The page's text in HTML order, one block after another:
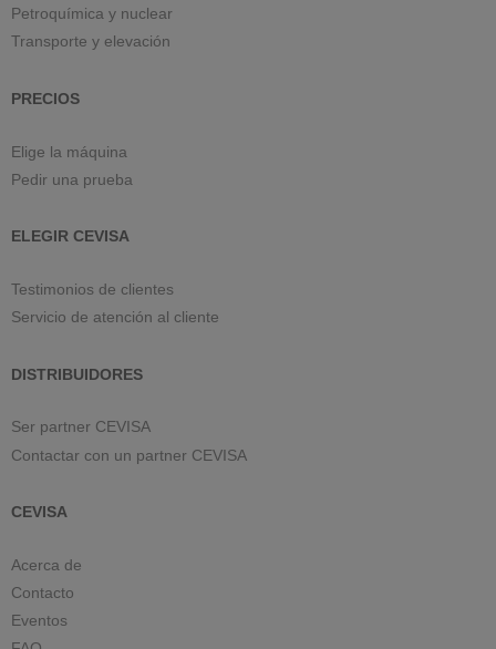
Petroquímica y nuclear
Transporte y elevación
PRECIOS
Elige la máquina
Pedir una prueba
ELEGIR CEVISA
Testimonios de clientes
Servicio de atención al cliente
DISTRIBUIDORES
Ser partner CEVISA
Contactar con un partner CEVISA
CEVISA
Acerca de
Contacto
Eventos